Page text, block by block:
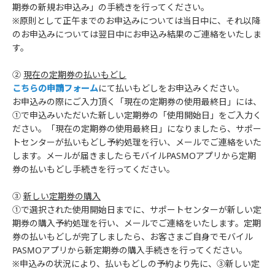
期券の新規お申込み」の手続きを行ってください。
※原則として正午までのお申込みについては当日中に、それ以降
のお申込みについては翌日中にお申込み結果のご連絡をいたしま
す。
② 現在の定期券の払いもどし
こちらの申請フォームにて払いもどしをお申込みください。
お申込みの際にご入力頂く「現在の定期券の使用最終日」には、
①で申込みいただいた新しい定期券の「使用開始日」をご入力く
ださい。「現在の定期券の使用最終日」になりましたら、サポー
トセンターが払いもどし予約処理を行い、メールでご連絡をいた
します。メールが届きましたらモバイルPASMOアプリから定期
券の払いもどし手続きを行ってください。
③ 新しい定期券の購入
①で選択された使用開始日までに、サポートセンターが新しい定
期券の購入予約処理を行い、メールでご連絡をいたします。定期
券の払いもどしが完了しましたら、お客さまご自身でモバイル
PASMOアプリから新定期券の購入手続きを行ってください。
※申込みの状況により、払いもどしの予約より先に、③新しい定